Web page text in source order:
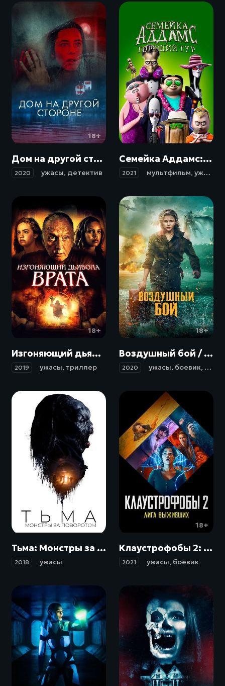
18+
Дом на другой стороне / The Night House (2020)
2020 ужасы, детектив
12+
Семейка Аддамс: Горящий тур / The Addams Family 2 (2021)
2021 мультфильм, ужасы
18+
Изгоняющий дьявола. Врата / Gates of Darkness (2019)
2019 ужасы, триллер
18+
Воздушный бой / Shadow in the Cloud (2020)
2020 ужасы, боевик,
18+
Тьма: Монстры за поворотом / Shortcut (2018)
2018 ужасы
18+
Клаустрофобы 2: Лига выживших / Escape Room: Tournament of Champions (2021)
2021 ужасы, боевик